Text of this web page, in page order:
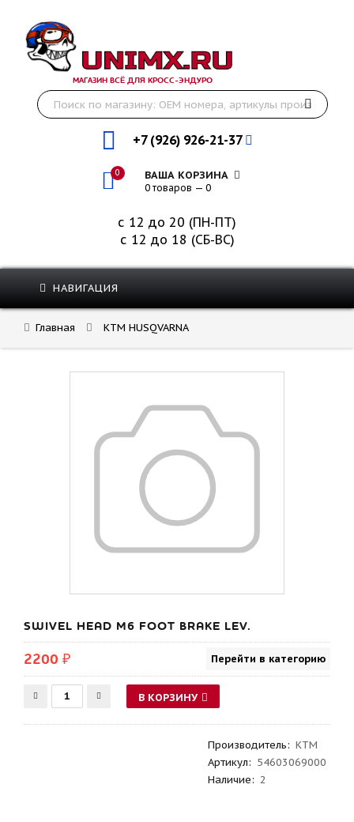
МАГАЗИН ВСЁ ДЛЯ КРОСС-ЭНДУРО
+7 (926) 926-21-37
0 ВАША КОРЗИНА
0 товаров — 0
с 12 до 20 (ПН-ПТ)
с 12 до 18 (СБ-ВС)
НАВИГАЦИЯ
Главная KTM HUSQVARNA
SWIVEL HEAD M6 FOOT BRAKE LEV.
2200 ₽ Перейти в категорию
В КОРЗИНУ
Производитель: KTM
Артикул: 54603069000
Наличие: 2